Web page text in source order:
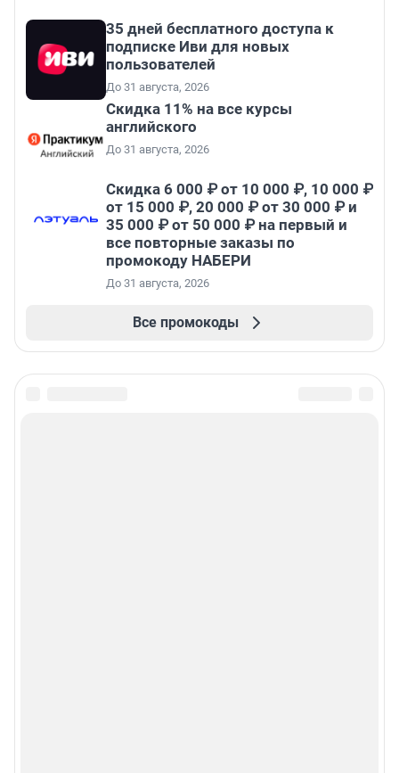
35 дней бесплатного доступа к
подписке Иви для новых
пользователей
До 31 августа, 2026
Скидка 11% на все курсы
английского
До 31 августа, 2026
Скидка 6 000 ₽ от 10 000 ₽, 10 000 ₽
от 15 000 ₽, 20 000 ₽ от 30 000 ₽ и
35 000 ₽ от 50 000 ₽ на первый и
все повторные заказы по
промокоду НАБЕРИ
До 31 августа, 2026
Все промокоды